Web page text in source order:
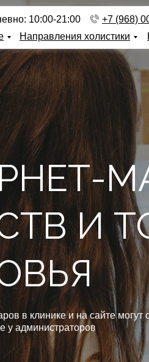
Направления холистики
10:00-21:00 +7 (968)
И
в клинике и на сайте могут
у администраторов